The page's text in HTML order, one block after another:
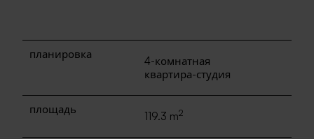
планировка
4-комнатная
квартира-студия
площадь
119.3 m2